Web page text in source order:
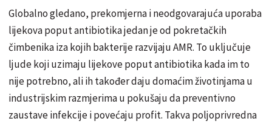
Globalno gledano, prekomjerna i neodgovarajuća uporaba
lijekova poput antibiotika jedan je od pokretačkih
čimbenika iza kojih bakterije razvijaju AMR. To uključuje
ljude koji uzimaju lijekove poput antibiotika kada im to
nije potrebno, ali ih također daju domaćim životinjama u
industrijskim razmjerima u pokušaju da preventivno
zaustave infekcije i povećaju profit. Takva poljoprivredna